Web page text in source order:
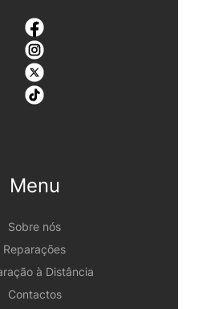
Menu
Sobre nós
Reparações
à Distância
Contactos